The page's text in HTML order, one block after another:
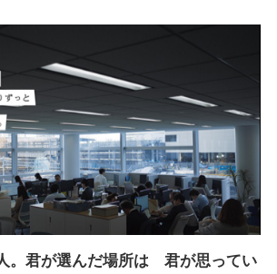
。君が選んだ場所は 君が思ってい